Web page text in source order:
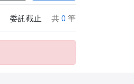
委託截止 共0 筆